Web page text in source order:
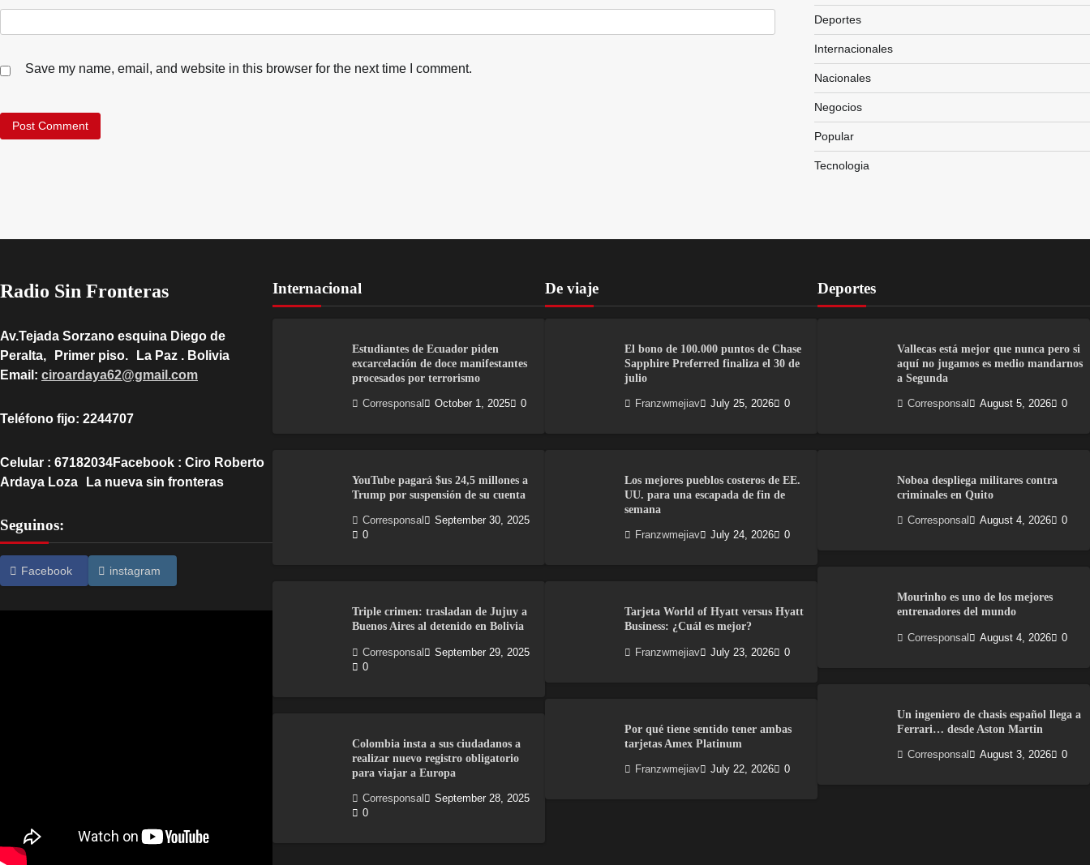
Save my name, email, and website in this browser for the next time I comment.
Deportes
Internacionales
Nacionales
Negocios
Popular
Tecnologia
Radio Sin Fronteras
Av.Tejada Sorzano esquina Diego de
Peralta, Primer piso. La Paz . Bolivia
Email: ciroardaya62@gmail.com
Teléfono fijo: 2244707
Celular : 67182034Facebook : Ciro Roberto
Ardaya Loza La nueva sin fronteras
Seguinos:
Facebook instagram
Internacional
Estudiantes de Ecuador piden
excarcelación de doce manifestantes
procesados por terrorismo
Corresponsal October 1, 2025 0
YouTube pagará $us 24,5 millones a
Trump por suspensión de su cuenta
Corresponsal
September 30, 2025
0
Triple crimen: trasladan de Jujuy a
Buenos Aires al detenido en Bolivia
Corresponsal
September 29, 2025
0
Colombia insta a sus ciudadanos a
realizar nuevo registro obligatorio
para viajar a Europa
Corresponsal
September 28, 2025
0
De viaje
El bono de 100.000 puntos de Chase
Sapphire Preferred finaliza el 30 de
julio
Franzwmejiav July 25, 2026 0
Los mejores pueblos costeros de EE.
UU. para una escapada de fin de
semana
Franzwmejiav July 24, 2026 0
Tarjeta World of Hyatt versus Hyatt
Business: ¿Cuál es mejor?
Franzwmejiav July 23, 2026 0
Por qué tiene sentido tener ambas
tarjetas Amex Platinum
Franzwmejiav July 22, 2026 0
Deportes
Vallecas está mejor que nunca pero si
aquí no jugamos es medio mandarnos
a Segunda
Corresponsal August 5, 2026 0
Noboa despliega militares contra
criminales en Quito
Corresponsal August 4, 2026 0
Mourinho es uno de los mejores
entrenadores del mundo
Corresponsal August 4, 2026 0
Un ingeniero de chasis español llega a
Ferrari… desde Aston Martin
Corresponsal August 3, 2026 0